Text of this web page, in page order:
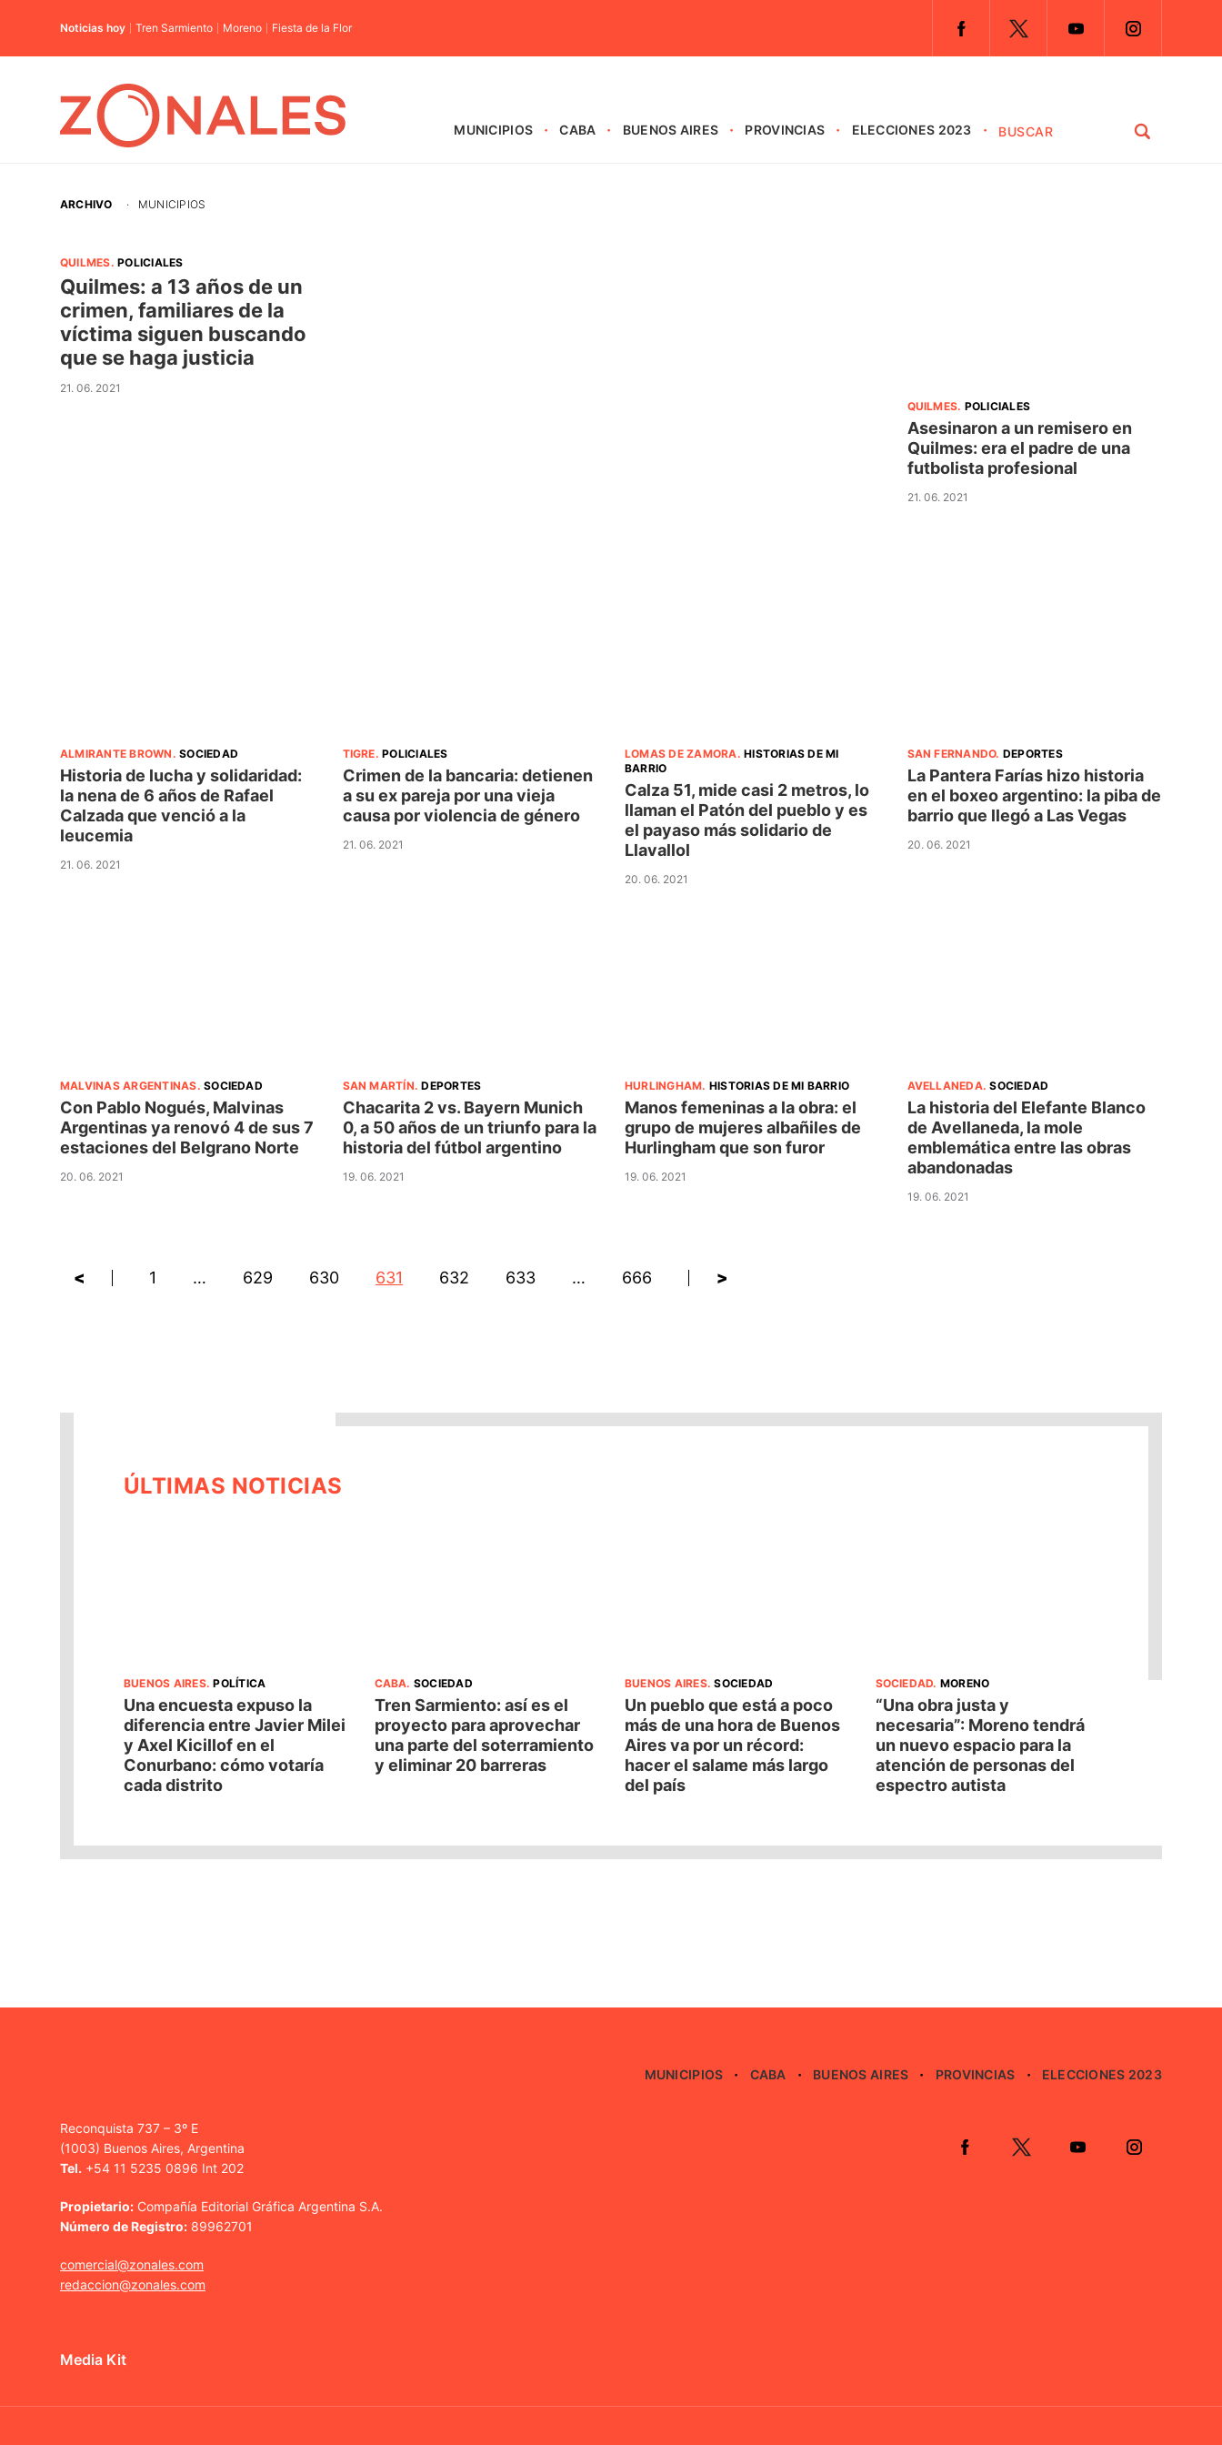
Noticias hoy Tren Sarmiento Moreno Fiesta de la Flor
MUNICIPIOS CABA BUENOS AIRES PROVINCIAS ELECCIONES 2023
ARCHIVO · MUNICIPIOS
QUILMES.POLICIALES
Quilmes: a 13 años de un
crimen, familiares de la
víctima siguen buscando
que se haga justicia
21. 06. 2021
QUILMES. POLICIALES
Asesinaron a un remisero en
Quilmes: era el padre de una
futbolista profesional
21. 06. 2021
ALMIRANTE BROWN .SOCIEDAD
Historia de lucha y solidaridad:
la nena de 6 años de Rafael
Calzada que venció a la
leucemia
21. 06. 2021
TIGRE.POLICIALES
Crimen de la bancaria: detienen
a su ex pareja por una vieja
causa por violencia de género
21. 06. 2021
LOMAS DE ZAMORA.HISTORIAS DE MI
BARRIO
Calza 51, mide casi 2 metros, lo
llaman el Patón del pueblo y es
el payaso más solidario de
Llavallol
20. 06. 2021
SAN FERNANDO. DEPORTES
La Pantera Farías hizo historia
en el boxeo argentino: la piba de
barrio que llegó a Las Vegas
20. 06. 2021
MALVINAS ARGENTINAS.SOCIEDAD
Con Pablo Nogués, Malvinas
Argentinas ya renovó 4 de sus 7
estaciones del Belgrano Norte
20. 06. 2021
SAN MARTÍN.DEPORTES
Chacarita 2 vs. Bayern Munich
0, a 50 años de un triunfo para la
historia del fútbol argentino
19. 06. 2021
HURLINGHAM. HISTORIAS DE MI BARRIO
Manos femeninas a la obra: el
grupo de mujeres albañiles de
Hurlingham que son furor
19. 06. 2021
AVELLANEDA.SOCIEDAD
La historia del Elefante Blanco
de Avellaneda, la mole
emblemática entre las obras
abandonadas
19. 06. 2021
< 1 … 629 630 631 632 633 … 666 >
ÚLTIMAS NOTICIAS
BUENOS AIRES.POLÍTICA
Una encuesta expuso la
diferencia entre Javier Milei
y Axel Kicillof en el
Conurbano: cómo votaría
cada distrito
CABA. SOCIEDAD
Tren Sarmiento: así es el
proyecto para aprovechar
una parte del soterramiento
y eliminar 20 barreras
BUENOS AIRES.SOCIEDAD
Un pueblo que está a poco
más de una hora de Buenos
Aires va por un récord:
hacer el salame más largo
del país
SOCIEDAD. MORENO
“Una obra justa y
necesaria”: Moreno tendrá
un nuevo espacio para la
atención de personas del
espectro autista
MUNICIPIOS CABA BUENOS AIRES PROVINCIAS ELECCIONES 2023
Reconquista 737 – 3º E
(1003) Buenos Aires, Argentina
Tel. +54 11 5235 0896 Int 202
Propietario: Compañía Editorial Gráfica Argentina S.A.
Número de Registro: 89962701
comercial@zonales.com
redaccion@zonales.com
Media Kit